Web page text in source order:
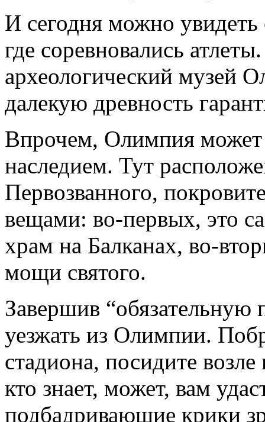
И сегодня можно
где соревновались
археологический музей
далекую древность
Впрочем, Олимпия может
наследием. Тут
Первозванного,
вещами: во-первых, это
храм на Балканах, во-
мощи святого.
Завершив
уезжать из Олимпии.
стадиона, посидите
кто знает, может, вам
подбадривающие крики